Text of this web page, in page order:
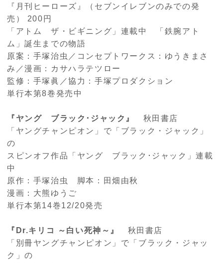
『月刊ヒーローズ』（セブンイレブンのみでの発
売）
200 円
「アトム ザ・ビギニング」連載中 「鉄腕アト
ム」誕生までの物語
原案：手塚治虫／コンセプトワークス：ゆうきまさ
み／漫画：カサハラテツロー
監修：手塚眞／協力：手塚プロダクション
単行本第8巻発売中
『ヤング ブラック･ジャック』
秋田書店
「ヤングチャンピオン」で「ブラック・ジャック」
の
スピンオフ作品「ヤング ブラック･ジャック」連載
中
原作：手塚治虫 脚本：田畑由秋
漫画：大熊ゆうご
単行本第14巻12/20発売
『 Dr.キリコ ～白い死神～』
秋田書店
「別冊ヤングチャンピオン」で「ブラック・ジャッ
ク」の